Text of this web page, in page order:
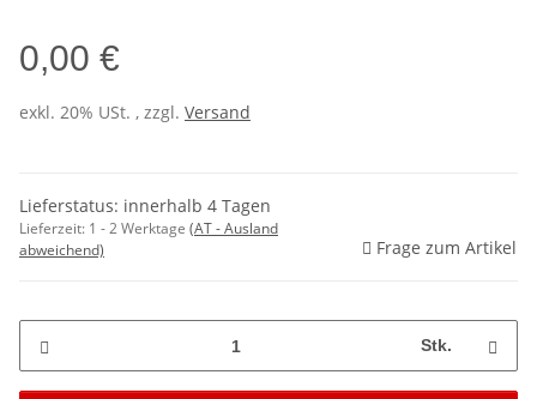
0,00 €
exkl. 20% USt. , zzgl. Versand
Lieferstatus: innerhalb 4 Tagen
Lieferzeit: 1 - 2 Werktage (AT - Ausland
abweichend)
Frage zum Artikel
Stk.